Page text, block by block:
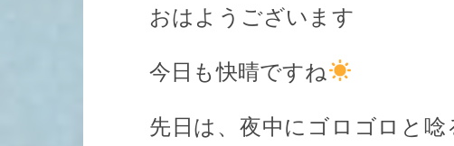
おはようございます
今日も快晴ですね
先日は、夜中にゴロゴロと